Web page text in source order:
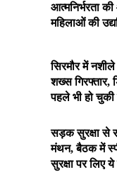
आत्मनिर्भरता
महिलाओं की
सिरमौर में
शख्स गिरफ्तार,
पहले भी हो चुकी
सड़क सुरक्षा से
मंथन, बैठक में
सुरक्षा पर लिए